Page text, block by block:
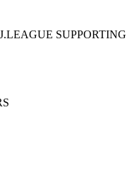
SUPPORTING